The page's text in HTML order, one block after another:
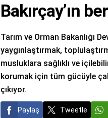
Bakırçay’ın
Tarım ve Orman Bakanlığı
yaygınlaştırmak,
musluklara sağlıklı ve
korumak için tüm gücüyle
çıkıyor.
Paylaş Tweetle